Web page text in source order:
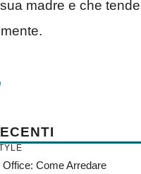
madre e che
Office: Come Arredare